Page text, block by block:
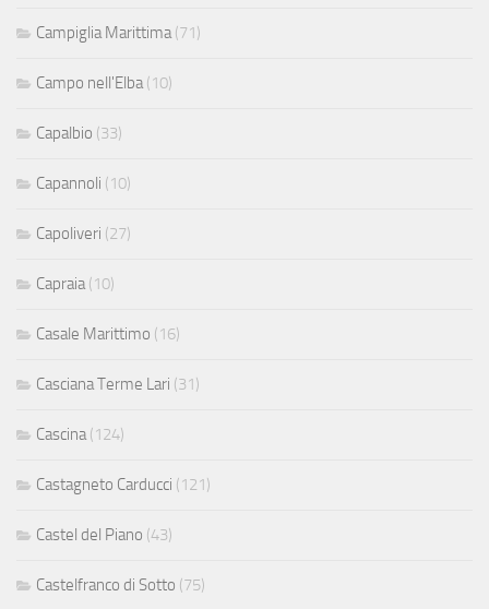
Campiglia Marittima (71)
Campo nell'Elba (10)
Capalbio (33)
Capannoli (10)
Capoliveri (27)
Capraia (10)
Casale Marittimo (16)
Casciana Terme Lari (31)
Cascina (124)
Castagneto Carducci (121)
Castel del Piano (43)
Castelfranco di Sotto (75)